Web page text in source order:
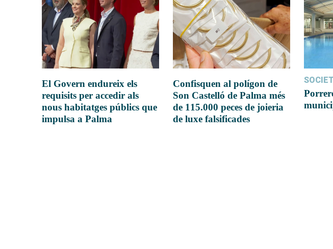
El Govern endureix els
requisits per accedir als
nous habitatges públics que
impulsa a Palma
Confisquen al polígon de
Son Castelló de Palma més
de 115.000 peces de joieria
de luxe falsificades